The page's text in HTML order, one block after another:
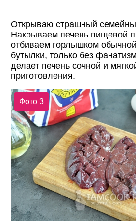
Открываю страшный
Накрываем печень пищевой
отбиваем горлышком
бутылки, только без
делает печень сочной и
приготовления.
Фото 3